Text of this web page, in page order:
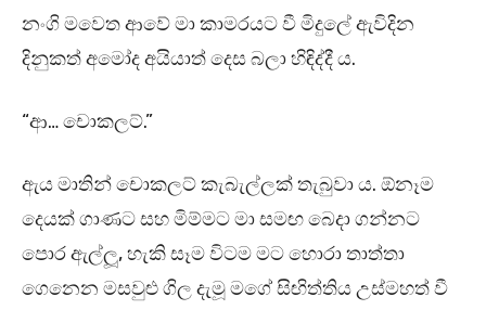
නංගි මවෙත ආවේ මා කාමරයට වී මිදුලේ ඇවිදින
දිනුකත් අමෝද අයියාත් දෙස බලා හිඳිද්දී ය.
“ආ… චොකලට්.”
ඇය මාතින් චොකලට් කැබැල්ලක් තැබුවා ය. ඕනෑම
දෙයක් ගාණට සහ මිම්මට මා සමඟ බෙදා ගන්නට
පොර ඇල්ලූ, හැකි සෑම විටම මට හොරා තාත්තා
ගෙනෙන මසවුළු ගිල දැමූ මගේ සිඟිත්තිය උස්මහත් වී